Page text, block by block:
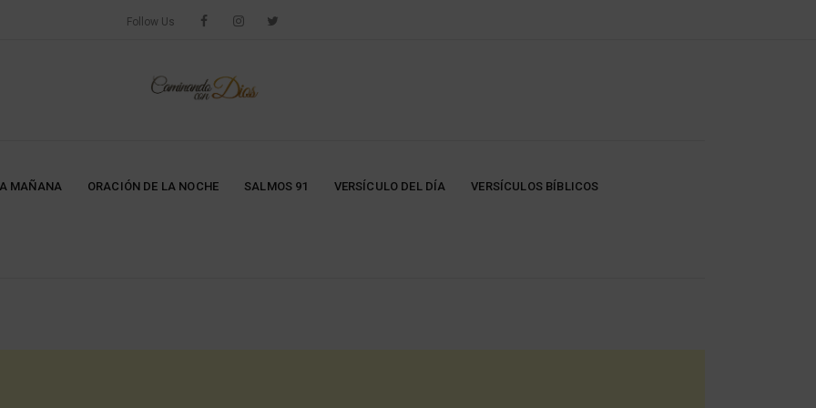
Follow Us
MAÑANA ORACIÓN DE LA NOCHE SALMOS 91 VERSÍCULO DEL DÍA VERSÍCULOS BÍBLICOS